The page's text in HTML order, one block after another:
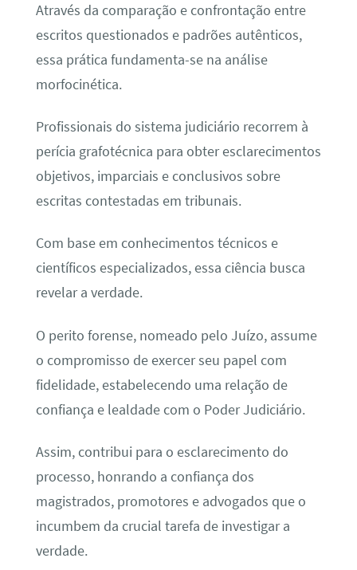
Através da comparação e confrontação entre
escritos questionados e padrões autênticos,
essa prática fundamenta-se na análise
morfocinética.
Profissionais do sistema judiciário recorrem à
perícia grafotécnica para obter esclarecimentos
objetivos, imparciais e conclusivos sobre
escritas contestadas em tribunais.
Com base em conhecimentos técnicos e
científicos especializados, essa ciência busca
revelar a verdade.
O perito forense, nomeado pelo Juízo, assume
o compromisso de exercer seu papel com
fidelidade, estabelecendo uma relação de
confiança e lealdade com o Poder Judiciário.
Assim, contribui para o esclarecimento do
processo, honrando a confiança dos
magistrados, promotores e advogados que o
incumbem da crucial tarefa de investigar a
verdade.